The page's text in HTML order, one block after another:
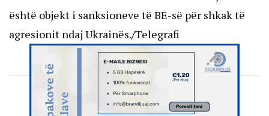
është objekt i sanksioneve të BE-së për shkak të
agresionit ndaj Ukrainës./Telegrafi